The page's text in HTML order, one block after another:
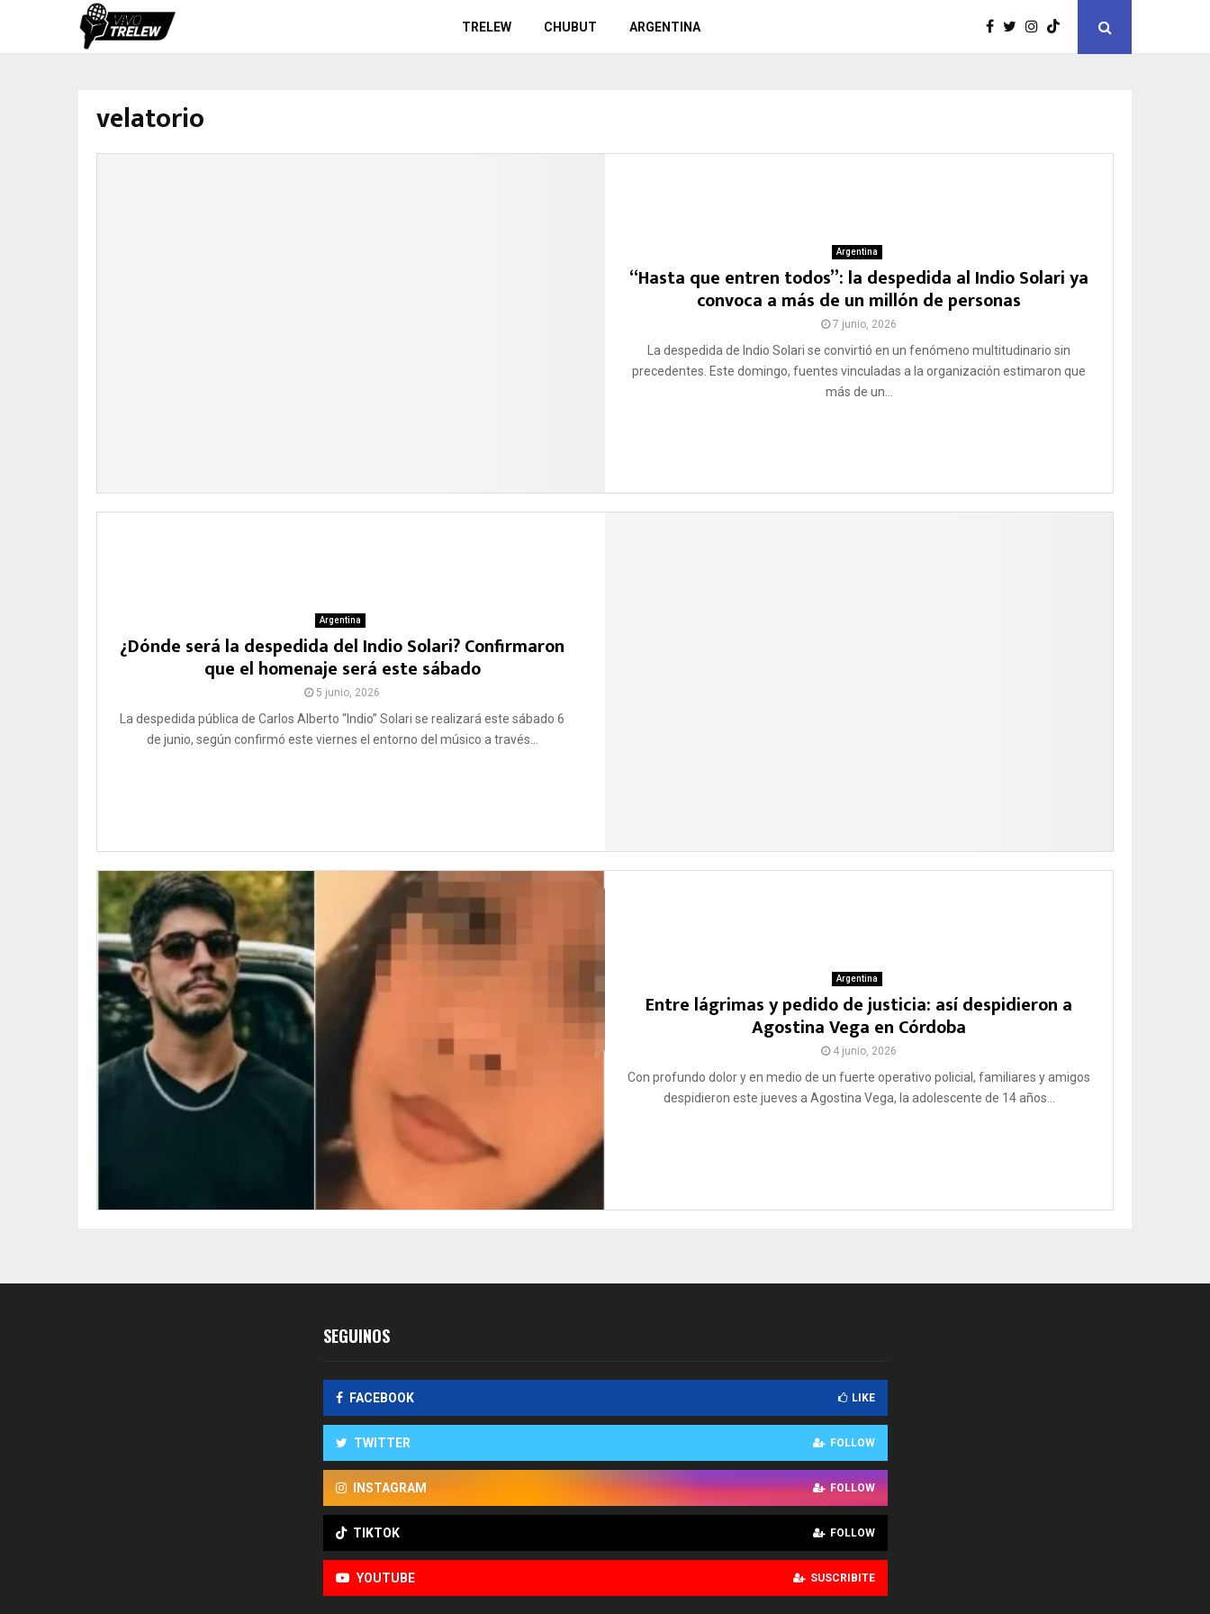
TRELEW CHUBUT ARGENTINA
velatorio
Argentina
“Hasta que entren todos”: la despedida al Indio Solari ya
convoca a más de un millón de personas
7 junio, 2026
La despedida de Indio Solari se convirtió en un fenómeno multitudinario sin
precedentes. Este domingo, fuentes vinculadas a la organización estimaron que
más de un...
Argentina
¿Dónde será la despedida del Indio Solari? Confirmaron
que el homenaje será este sábado
5 junio, 2026
La despedida pública de Carlos Alberto “Indio” Solari se realizará este sábado 6
de junio, según confirmó este viernes el entorno del músico a través...
Argentina
Entre lágrimas y pedido de justicia: así despidieron a
Agostina Vega en Córdoba
4 junio, 2026
Con profundo dolor y en medio de un fuerte operativo policial, familiares y amigos
despidieron este jueves a Agostina Vega, la adolescente de 14 años...
SEGUINOS
FACEBOOK LIKE
TWITTER FOLLOW
INSTAGRAM FOLLOW
TIKTOK FOLLOW
YOUTUBE SUSCRIBITE